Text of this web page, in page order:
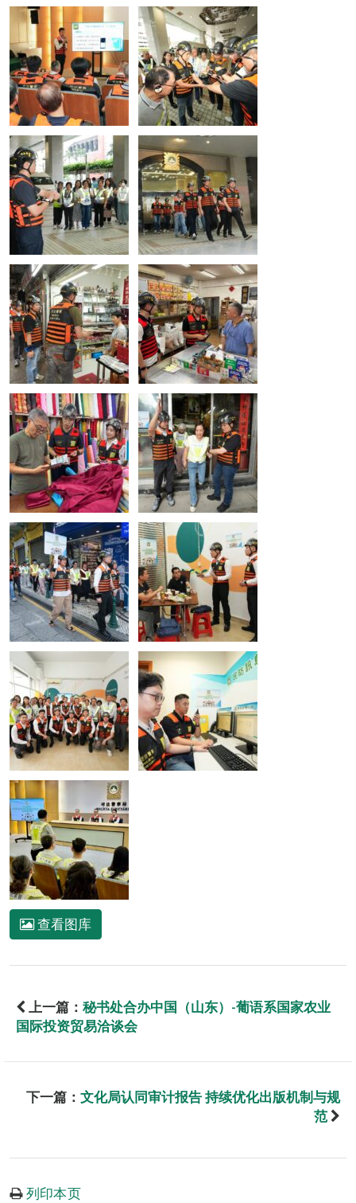
查看图库
上一篇： 秘书处合办中国（山东）-葡语系国家农业
国际投资贸易洽谈会
下一篇： 文化局认同审计报告 持续优化出版机制与规
范
列印本页